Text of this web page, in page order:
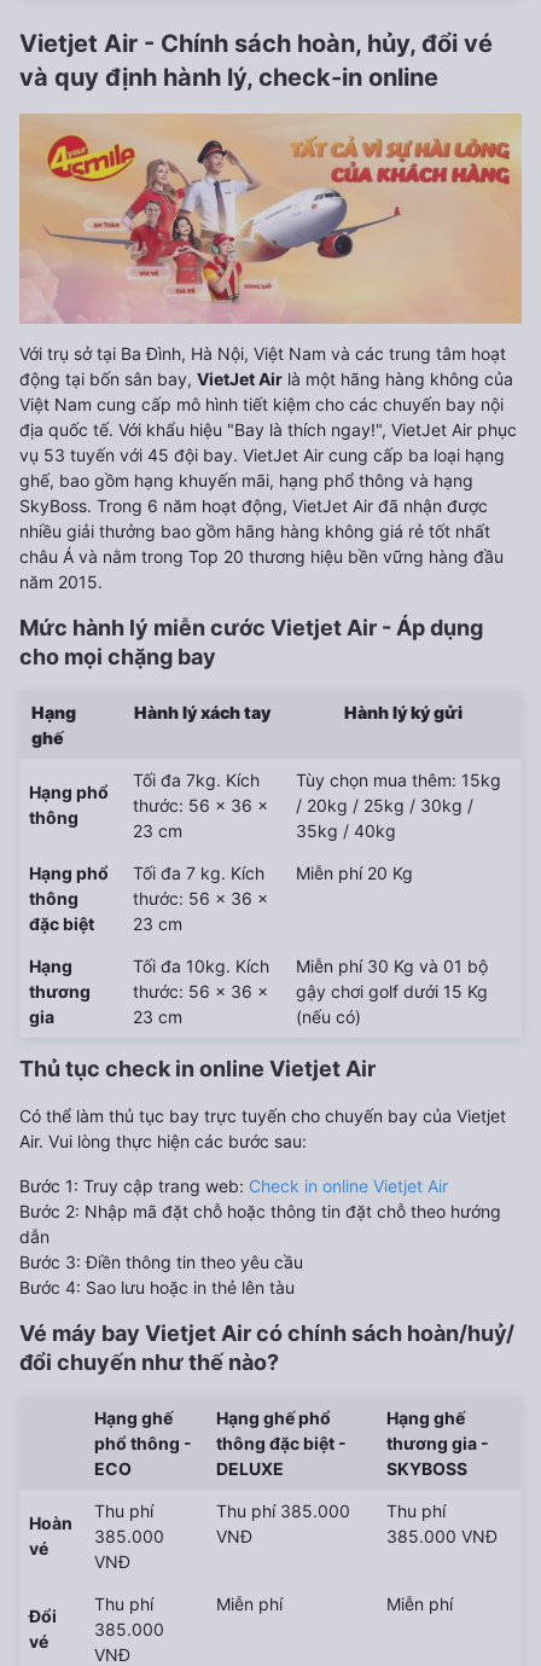
Vietjet Air - Chính sách hoàn, hủy, đổi vé
và quy định hành lý, check-in online
Với trụ sở tại Ba Đình, Hà Nội, Việt Nam và các trung tâm hoạt
động tại bốn sân bay, VietJet Air là một hãng hàng không của
Việt Nam cung cấp mô hình tiết kiệm cho các chuyến bay nội
địa quốc tế. Với khẩu hiệu "Bay là thích ngay!", VietJet Air phục
vụ 53 tuyến với 45 đội bay. VietJet Air cung cấp ba loại hạng
ghế, bao gồm hạng khuyến mãi, hạng phổ thông và hạng
SkyBoss. Trong 6 năm hoạt động, VietJet Air đã nhận được
nhiều giải thưởng bao gồm hãng hàng không giá rẻ tốt nhất
châu Á và nằm trong Top 20 thương hiệu bền vững hàng đầu
năm 2015.
Mức hành lý miễn cước Vietjet Air - Áp dụng
cho mọi chặng bay
Hạng
ghế
Hành lý xách tay Hành lý ký gửi
Hạng phổ
thông
Tối đa 7kg. Kích
thước: 56 x 36 x
23 cm
Tùy chọn mua thêm: 15kg
/ 20kg / 25kg / 30kg /
35kg / 40kg
Hạng phổ
thông
đặc biệt
Tối đa 7 kg. Kích
thước: 56 x 36 x
23 cm
Miễn phí 20 Kg
Hạng
thương
gia
Tối đa 10kg. Kích
thước: 56 x 36 x
23 cm
Miễn phí 30 Kg và 01 bộ
gậy chơi golf dưới 15 Kg
(nếu có)
Thủ tục check in online Vietjet Air
Có thể làm thủ tục bay trực tuyến cho chuyến bay của Vietjet
Air. Vui lòng thực hiện các bước sau:
Bước 1: Truy cập trang web: Check in online Vietjet Air
Bước 2: Nhập mã đặt chỗ hoặc thông tin đặt chỗ theo hướng
dẫn
Bước 3: Điền thông tin theo yêu cầu
Bước 4: Sao lưu hoặc in thẻ lên tàu
Vé máy bay Vietjet Air có chính sách hoàn/huỷ/
đổi chuyến như thế nào?
Hạng ghế
phổ thông -
ECO
Hạng ghế phổ
thông đặc biệt -
DELUXE
Hạng ghế
thương gia -
SKYBOSS
Hoàn
vé
Thu phí
385.000
VNĐ
Thu phí 385.000
VNĐ
Thu phí
385.000 VNĐ
Đổi
vé
Thu phí
385.000
VNĐ
Miễn phí Miễn phí